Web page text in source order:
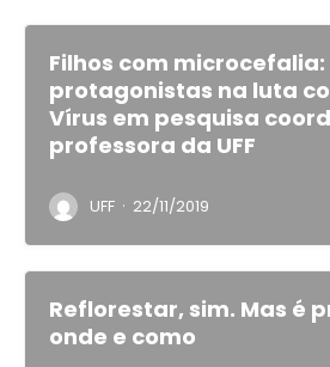
Filhos com
protagonistas na luta
Vírus em pesquisa
professora da UFF
UFF · 22/11/2019
Reflorestar, sim. Mas é
onde e como